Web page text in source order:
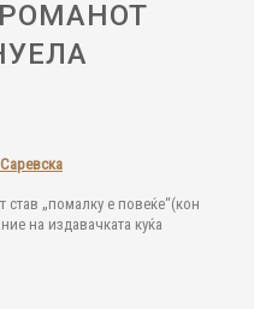
„помалку е повеќе“(кон
на издавачката куќа